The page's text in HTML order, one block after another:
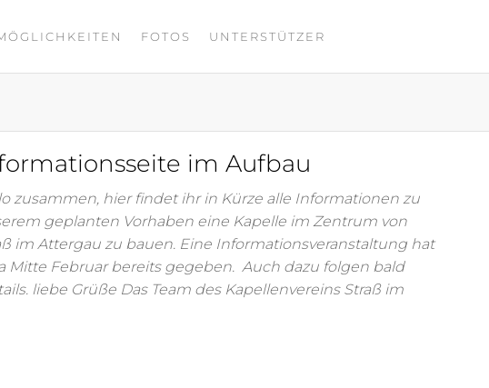
FOTOS UNTERSTÜTZER
im Aufbau
zusammen, hier findet ihr in Kürze alle Informationen zu
geplanten Vorhaben eine Kapelle im Zentrum von
im Attergau zu bauen. Eine Informationsveranstaltung hat
Mitte Februar bereits gegeben. Auch dazu folgen bald
liebe Grüße Das Team des Kapellenvereins Straß im